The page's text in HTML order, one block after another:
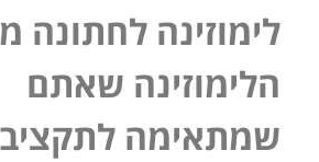
לימוזינה לחתונה
הלימוזינה שאתם
שמתאימה